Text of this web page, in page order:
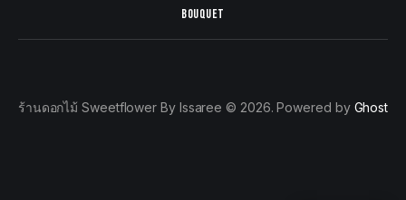
BOUQUET
ร้านดอกไม้ Sweetflower By Issaree © 2026. Powered by Ghost